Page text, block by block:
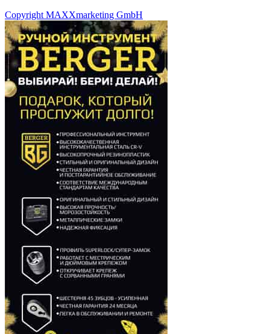
Copyright MAXXmarketing GmbH